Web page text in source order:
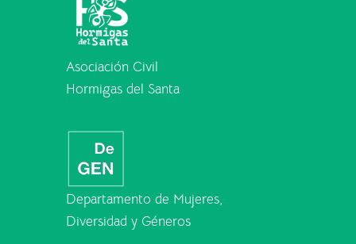
Asociación Civil
Hormigas del Santa
Departamento de Mujeres,
Diversidad y Géneros